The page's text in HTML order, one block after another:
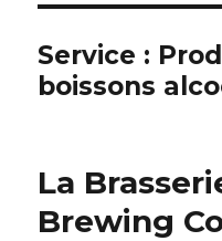
Service :
boissons
La
Brewing